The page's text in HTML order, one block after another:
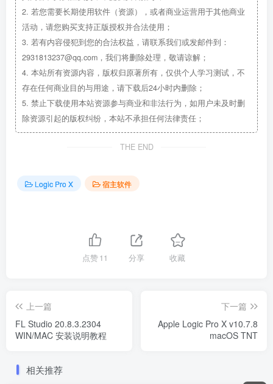
2. 若您需要长期使用软件（资源），或者商业运营用于其他商业
活动，请您购买支持正版授权并合法使用；
3. 若有内容侵犯到您的合法权益，请联系我们或发邮件到：
2931813237@qq.com，我们将删除处理，敬请谅解；
4. 本站所有资源内容，版权归原著所有，仅供个人学习测试，不
存在任何商业目的与用途，请下载后24小时内删除；
5. 禁止下载使用本站资源参与商业和非法行为，如用户未及时删
除资源引起的版权纠纷，本站不承担任何法律责任；
THE END
Logic Pro X 宿主软件
点赞11 分享 收藏
上一篇
FL Studio 20.8.3.2304
WIN/MAC 安装说明教程
下一篇
Apple Logic Pro X v10.7.8
macOS TNT
相关推荐